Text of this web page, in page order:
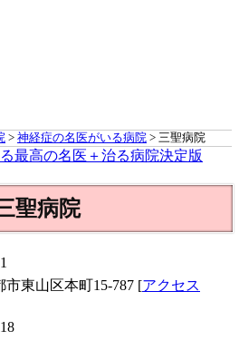
> 神経症の名医がいる病院 > 三聖病院
最高の名医＋治る病院決定版
聖病院
市東山区本町15-787 [アクセス